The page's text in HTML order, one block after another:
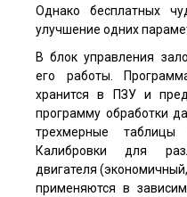
Однако бесплатных
улучшение одних
В блок управления
его работы.
хранится в ПЗУ и
программу обработки
трехмерные
Калибровки для
двигателя
применяются в